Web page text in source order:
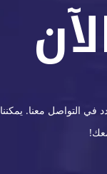
التواصل معنا. يمكننا